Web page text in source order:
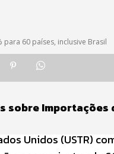
para 60 países, inclusive Brasil
sobre
Unidos (USTR)